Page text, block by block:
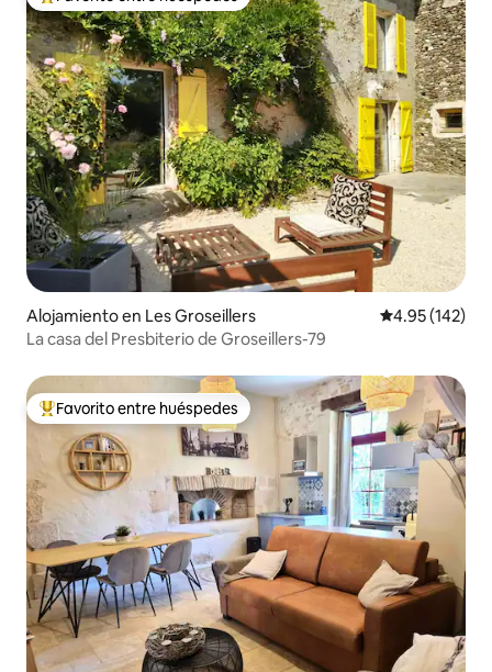
Favorito entre huéspedes preferido
Alojamiento en Les Groseillers Calificación
4.95 (142)
La casa del Presbiterio de Groseillers-79
Favorito entre huéspedes preferido
Favorito entre huéspedes